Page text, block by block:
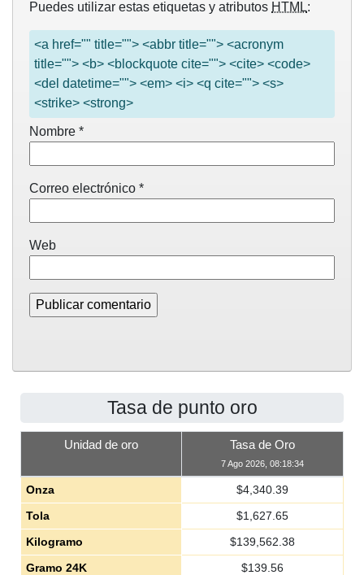
Puedes utilizar estas etiquetas y atributos HTML:
<a href="" title=""> <abbr title=""> <acronym
title=""> <b> <blockquote cite=""> <cite> <code>
<del datetime=""> <em> <i> <q cite=""> <s>
<strike> <strong>
Nombre *
Correo electrónico *
Web
Tasa de punto oro
Unidad de oro Tasa de Oro
7 Ago 2026, 08:18:34
Onza $4,340.39
Tola
$1,627.65
Kilogramo
$139,562.38
Gramo 24K
$139.56